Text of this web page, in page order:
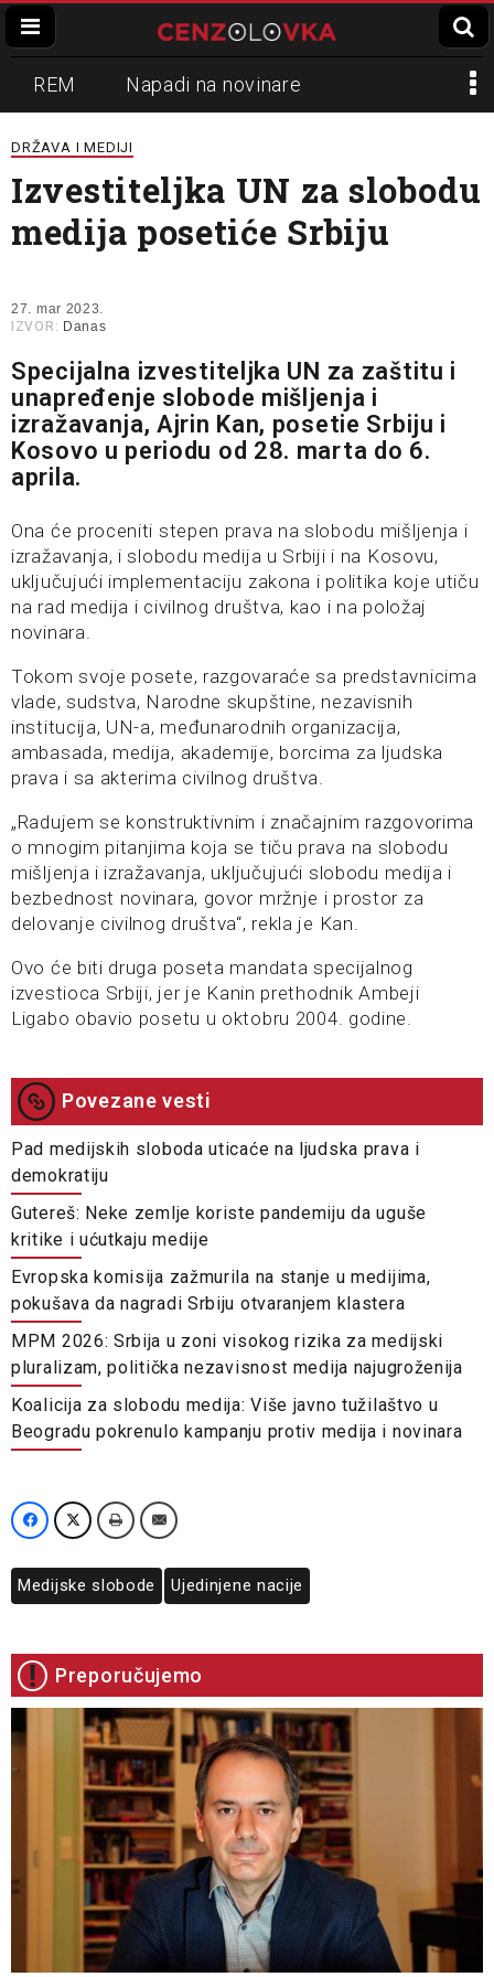
REM Napadi na novinare
Zvučni top
Propaganda Lokalni mediji
Informer Slavko Ćuruvija
DRŽAVA I MEDIJI
Izvestiteljka UN za slobodu
medija posetiće Srbiju
27. mar 2023.
IZVOR: Danas
Specijalna izvestiteljka UN za zaštitu i
unapređenje slobode mišljenja i
izražavanja, Ajrin Kan, posetie Srbiju i
Kosovo u periodu od 28. marta do 6.
aprila.
Ona će proceniti stepen prava na slobodu mišljenja i
izražavanja, i slobodu medija u Srbiji i na Kosovu,
uključujući implementaciju zakona i politika koje utiču
na rad medija i civilnog društva, kao i na položaj
novinara.
Tokom svoje posete, razgovaraće sa predstavnicima
vlade, sudstva, Narodne skupštine, nezavisnih
institucija, UN-a, međunarodnih organizacija,
ambasada, medija, akademije, borcima za ljudska
prava i sa akterima civilnog društva.
„Radujem se konstruktivnim i značajnim razgovorima
o mnogim pitanjima koja se tiču prava na slobodu
mišljenja i izražavanja, uključujući slobodu medija i
bezbednost novinara, govor mržnje i prostor za
delovanje civilnog društva“, rekla je Kan.
Ovo će biti druga poseta mandata specijalnog
izvestioca Srbiji, jer je Kanin prethodnik Ambeji
Ligabo obavio posetu u oktobru 2004. godine.
Povezane vesti
Pad medijskih sloboda uticaće na ljudska prava i
demokratiju
Gutereš: Neke zemlje koriste pandemiju da uguše
kritike i ućutkaju medije
Evropska komisija zažmurila na stanje u medijima,
pokušava da nagradi Srbiju otvaranjem klastera
MPM 2026: Srbija u zoni visokog rizika za medijski
pluralizam, politička nezavisnost medija najugroženija
Koalicija za slobodu medija: Više javno tužilaštvo u
Beogradu pokrenulo kampanju protiv medija i novinara
Medijske slobode Ujedinjene nacije
Preporučujemo